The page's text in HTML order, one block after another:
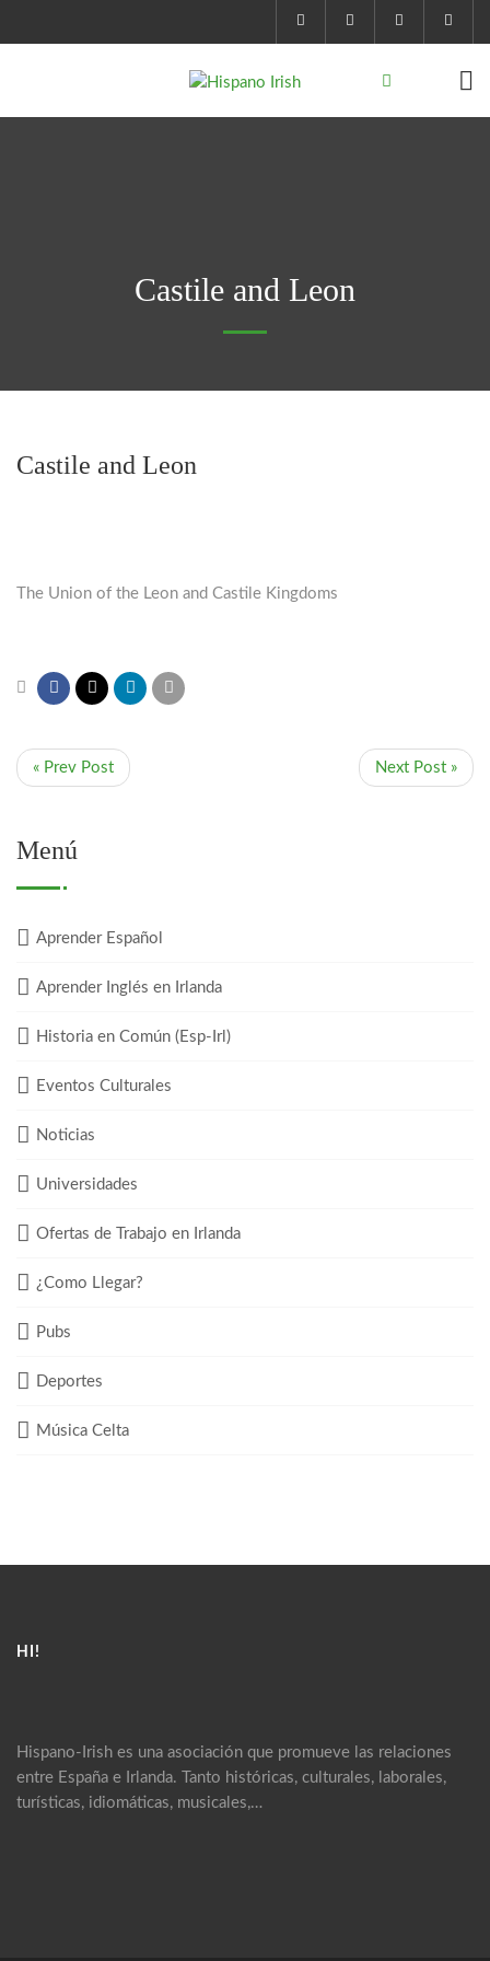
Castile and Leon
Castile and Leon
The Union of the Leon and Castile Kingdoms
« Prev Post Next Post »
Menú
Aprender Español
Aprender Inglés en Irlanda
Historia en Común (Esp-Irl)
Eventos Culturales
Noticias
Universidades
Ofertas de Trabajo en Irlanda
¿Como Llegar?
Pubs
Deportes
Música Celta
HI!
Hispano-Irish es una asociación que promueve las relaciones
entre España e Irlanda. Tanto históricas, culturales, laborales,
turísticas, idiomáticas, musicales,…